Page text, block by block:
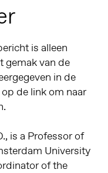
is alleen
gemak van de
in de
de link om naar
is a Professor of
University
of the